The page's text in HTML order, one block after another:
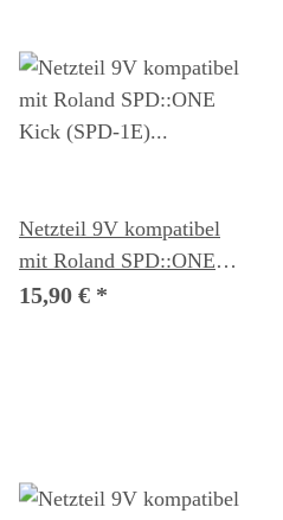
Netzteil 9V kompatibel
mit Roland SPD::ONE
Kick (SPD-1E)
15,90 € *